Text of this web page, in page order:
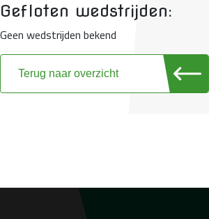
Gefloten wedstrijden:
Geen wedstrijden bekend
Terug naar overzicht